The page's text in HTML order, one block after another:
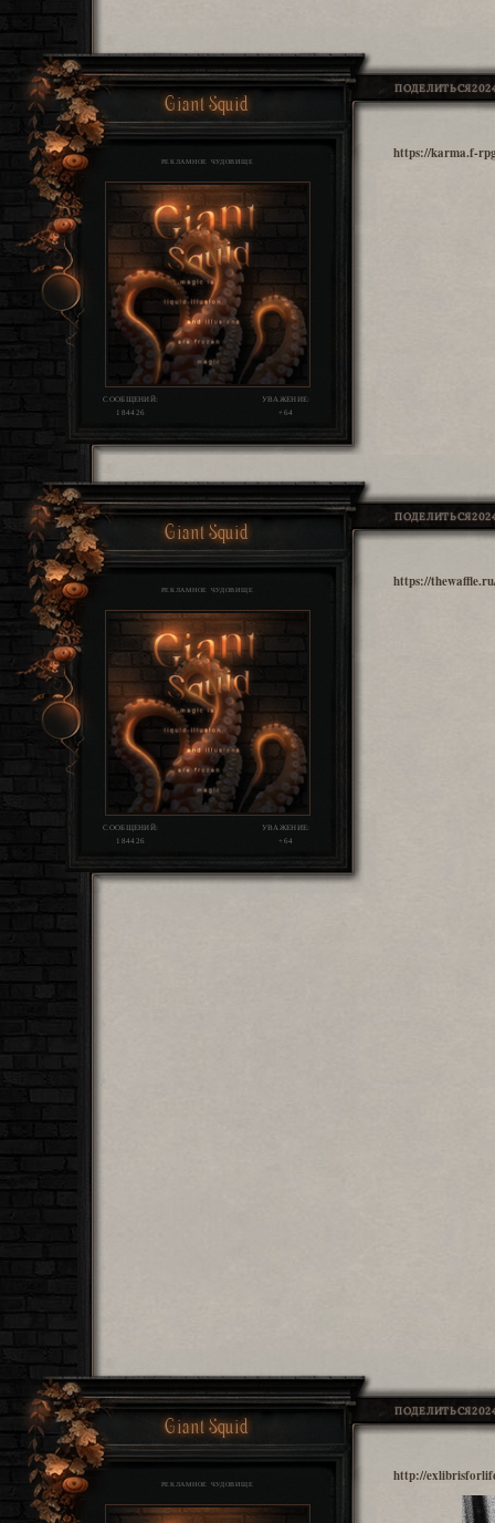
ПОДЕЛИТЬСЯ
Giant Squid
РЕКЛАМНОЕ ЧУДОВИЩЕ
СООБЩЕНИЙ:
184426
УВАЖЕНИЕ:
+64
https://karma.f-
ПОДЕЛИТЬСЯ
Giant Squid
РЕКЛАМНОЕ ЧУДОВИЩЕ
СООБЩЕНИЙ:
184426
УВАЖЕНИЕ:
+64
https://
ПОДЕЛИТЬСЯ
Giant Squid
РЕКЛАМНОЕ ЧУДОВИЩЕ http://